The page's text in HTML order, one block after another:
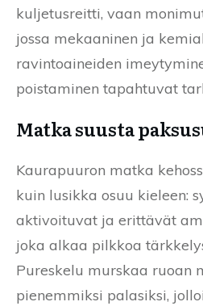
kuljetusreitti, vaan
jossa mekaaninen ja
ravintoaineiden
poistaminen tapahtuvat
Matka suusta
Kaurapuuron matka
kuin lusikka osuu kieleen:
aktivoituvat ja erittävät
joka alkaa pilkkoa
Pureskelu murskaa ruoan
pienemmiksi palasiksi,